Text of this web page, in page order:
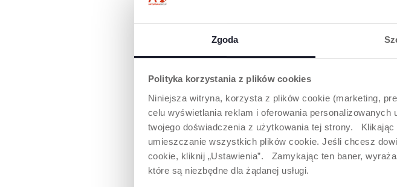
Zgoda
Polityka korzystania z plików cookies
Niniejsza witryna, korzysta z plików cookie (marketing,
celu wyświetlania reklam i oferowania
twojego doświadczenia z użytkowania tej strony.
umieszczanie wszystkich plików cookie. Jeśli chcesz
cookie, kliknij „Ustawienia”. Zamykając ten baner,
które są niezbędne dla żądanej usługi.
NATURALNY ODRUCH
SSANIA
silikonu z aksmamitną
powłoką "mum effect", który
zapewnia bardziej naturalne
odczucia w trakcie ssania.
Miękkość i elastyczność
smoczka wspomaga
naturalny odruch ssania i
ułatwia łączenie karmienia
naturalnego z karmieniem
butelką.
SZYBKIM
Butelka
smoczek o
w butelkach
podążają za
sposobem
Dostępne
rodzajach:
(0+), średni
(6m+),